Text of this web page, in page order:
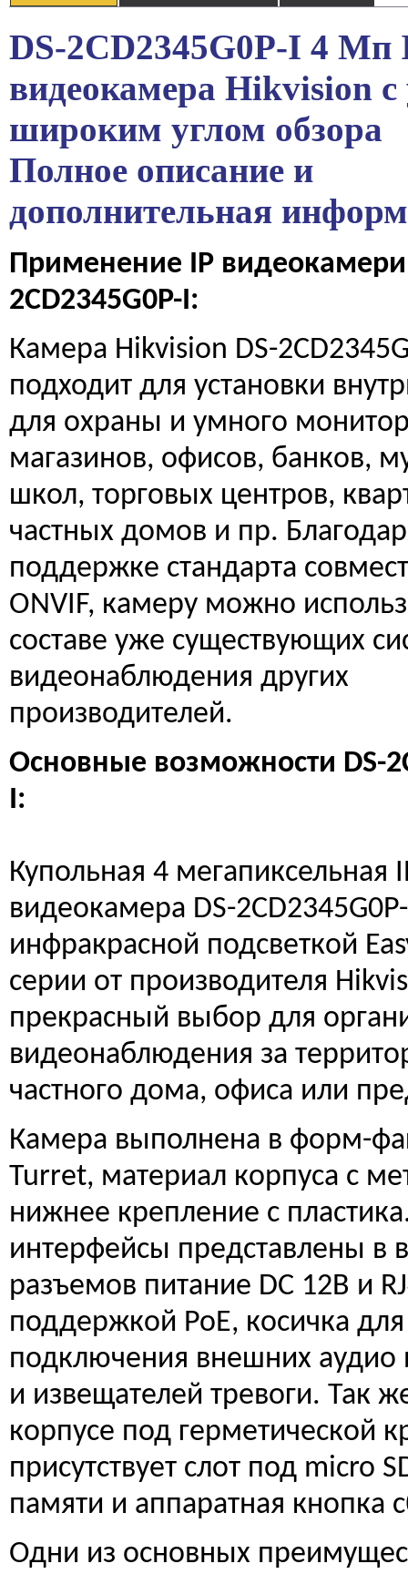
DS-2CD2345G0P-I 4 Мп
видеокамера Hikvision с
широким углом обзора
Полное описание и
дополнительная
Применение IP видеокамери
2CD2345G0P-I:
Камера Hikvision DS-
подходит для установки
для охраны и умного
магазинов, офисов, банков,
школ, торговых центров,
частных домов и пр.
поддержке стандарта
ONVIF, камеру можно
составе уже существующих
видеонаблюдения других
производителей.
Основные возможности DS-
I:
Купольная 4 мегапиксельная
видеокамера DS-
инфракрасной подсветкой
серии от производителя
прекрасный выбор для
видеонаблюдения за
частного дома, офиса или
Камера выполнена в форм-
Turret, материал корпуса с
нижнее крепление с
интерфейсы представлены в
разъемов питание DC 12В и
поддержкой PoE, косичка для
подключения внешних аудио
и извещателей тревоги. Так
корпусе под герметической
присутствует слот под micro
памяти и аппаратная кнопка
Одни из основных